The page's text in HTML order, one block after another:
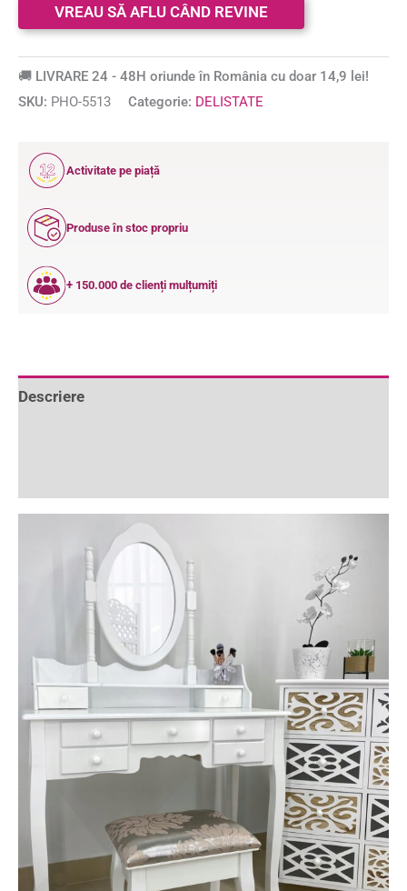
🚚 LIVRARE 24 - 48H oriunde în România cu doar 14,9 lei!
SKU: PHO-5513 Categorie: DELISTATE
12
ANI
Activitate pe piață
Produse în stoc propriu
+ 150.000 de clienți mulțumiți
Descriere